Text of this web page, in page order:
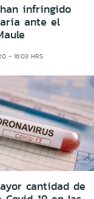
infringido
ante el
- 16:03 HRS
cantidad de